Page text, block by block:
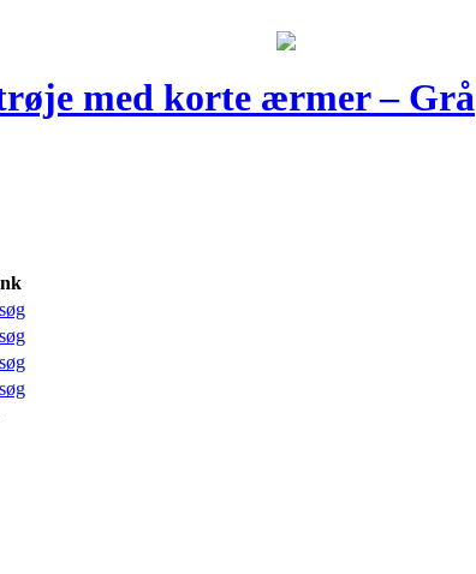
med korte ærmer – Grå